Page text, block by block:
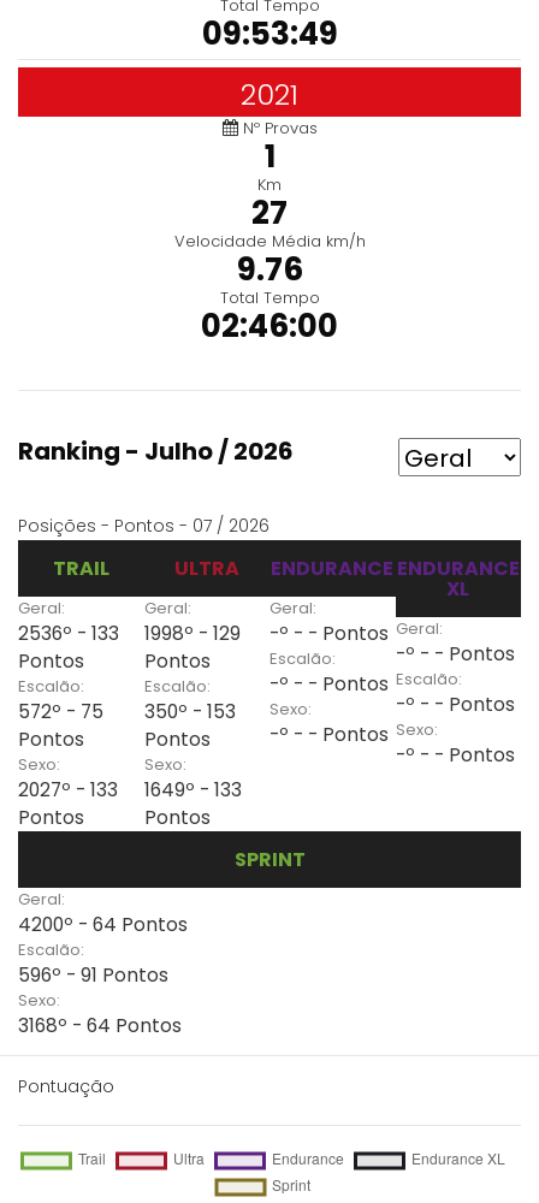
Total Tempo
09:53:49
2021
Nº Provas
1
Km
27
Velocidade Média km/h
9.76
Total Tempo
02:46:00
Ranking - Julho / 2026
Posições - Pontos - 07 / 2026
TRAIL
Geral:
2536º - 133
Pontos
Escalão:
572º - 75
Pontos
Sexo:
2027º - 133
Pontos
ULTRA
Geral:
1998º - 129
Pontos
Escalão:
350º - 153
Pontos
Sexo:
1649º - 133
Pontos
ENDURANCE
Geral:
-º - - Pontos
Escalão:
-º - - Pontos
Sexo:
-º - - Pontos
ENDURANCE
XL
Geral:
-º - - Pontos
Escalão:
-º - - Pontos
Sexo:
-º - - Pontos
SPRINT
Geral:
4200º - 64 Pontos
Escalão:
596º - 91 Pontos
Sexo:
3168º - 64 Pontos
Pontuação